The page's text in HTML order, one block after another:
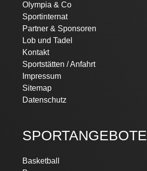
Olympia & Co
Sportinternat
Partner & Sponsoren
Lob und Tadel
Kontakt
Sportstätten / Anfahrt
Impressum
Sitemap
Datenschutz
SPORTANGEBOTE
Navigation
Basketball